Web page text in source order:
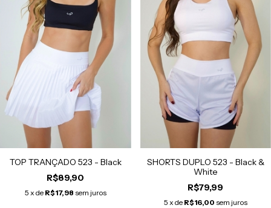
TOP TRANÇADO 523 - Black
R$89,90
5 x de R$17,98 sem juros
SHORTS DUPLO 523 - Black &
White
R$79,99
5 x de R$16,00 sem juros